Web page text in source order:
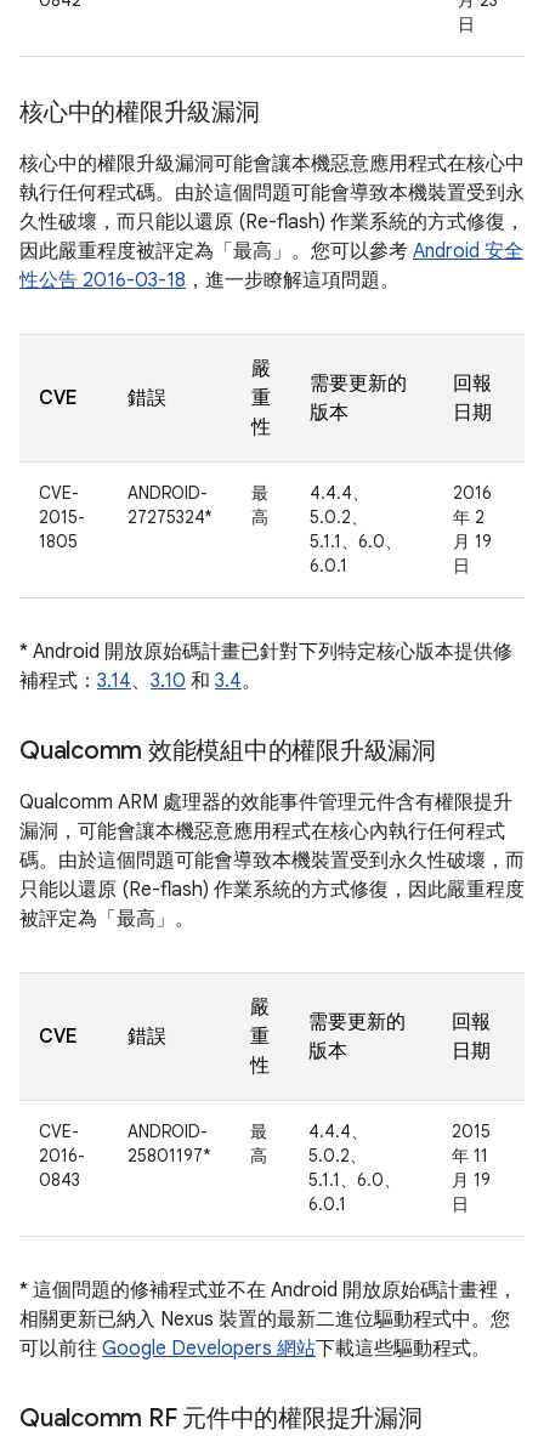
日
核心中的權限升級漏洞
核心中的權限升級漏洞可能會讓本機惡意應用程式在核心中
執行任何程式碼。由於這個問題可能會導致本機裝置受到永
久性破壞，而只能以還原 (Re-flash) 作業系統的方式修復，
因此嚴重程度被評定為「最高」。您可以參考 Android 安全
性公告 2016-03-18 ，進一步瞭解這項問題。
CVE 錯誤
嚴
重
性
需要更新的
版本
回報
日期
CVE-
2015-
1805
ANDROID-
27275324*
最
高
4.4.4、
5.0.2、
5.1.1、6.0、
6.0.1
2016
年 2
月 19
日
* Android 開放原始碼計畫已針對下列特定核心版本提供修
補程式： 3.14、 3.10 和 3.4。
Qualcomm 效能模組中的權限升級漏洞
Qualcomm ARM 處理器的效能事件管理元件含有權限提升
漏洞，可能會讓本機惡意應用程式在核心內執行任何程式
碼。由於這個問題可能會導致本機裝置受到永久性破壞，而
只能以還原 (Re-flash) 作業系統的方式修復，因此嚴重程度
被評定為「最高」。
CVE 錯誤
嚴
重
性
需要更新的
版本
回報
日期
CVE-
2016-
0843
ANDROID-
25801197*
最
高
4.4.4、
5.0.2、
5.1.1、6.0、
6.0.1
2015
年 11
月 19
日
* 這個問題的修補程式並不在 Android 開放原始碼計畫裡，
相關更新已納入 Nexus 裝置的最新二進位驅動程式中。您
可以前往 Google Developers 網站下載這些驅動程式。
Qualcomm RF 元件中的權限提升漏洞